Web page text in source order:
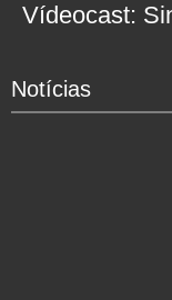
Vídeocast:
Notícias